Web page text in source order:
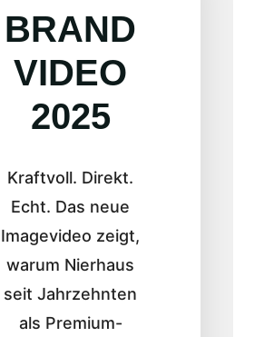
BRAND
VIDEO
2025
Kraftvoll. Direkt.
Echt. Das neue
Imagevideo zeigt,
warum Nierhaus
seit Jahrzehnten
als Premium-